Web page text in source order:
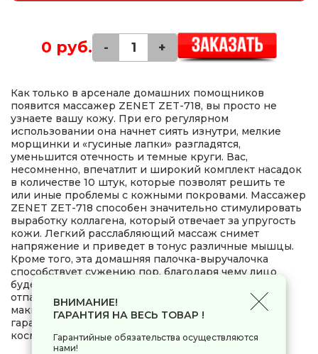
0 руб. - +
Как только в арсенале домашних помощников
появится массажер ZENET ZET-718, вы просто не
узнаете вашу кожу. При его регулярном
использовании она начнет сиять изнутри, мелкие
морщинки и «гусиные лапки» разгладятся,
уменьшится отечность и темные круги. Вас,
несомненно, впечатлит и широкий комплект насадок
в количестве 10 штук, которые позволят решить те
или иные проблемы с кожными покровами. Массажер
ZENET ZET-718 способен значительно стимулировать
выработку коллагена, который отвечает за упругость
кожи. Легкий расслабляющий массаж снимет
напряжение и приведет в тонус различные мышцы.
Кроме того, эта домашняя палочка-выручалочка
способствует сужению пор, благодаря чему лицо
будет выглядеть более гладким и чистым, а также
отпадет необходимость в регулярном нанесении
макияжа. Испробовав это устройство в деле, вы
гарантированно забудете о посещении
косметологических кабинетов.
ВНИМАНИЕ!
ГАРАНТИЯ НА ВЕСЬ ТОВАР !
Гарантийные обязательства осуществляются
нами!